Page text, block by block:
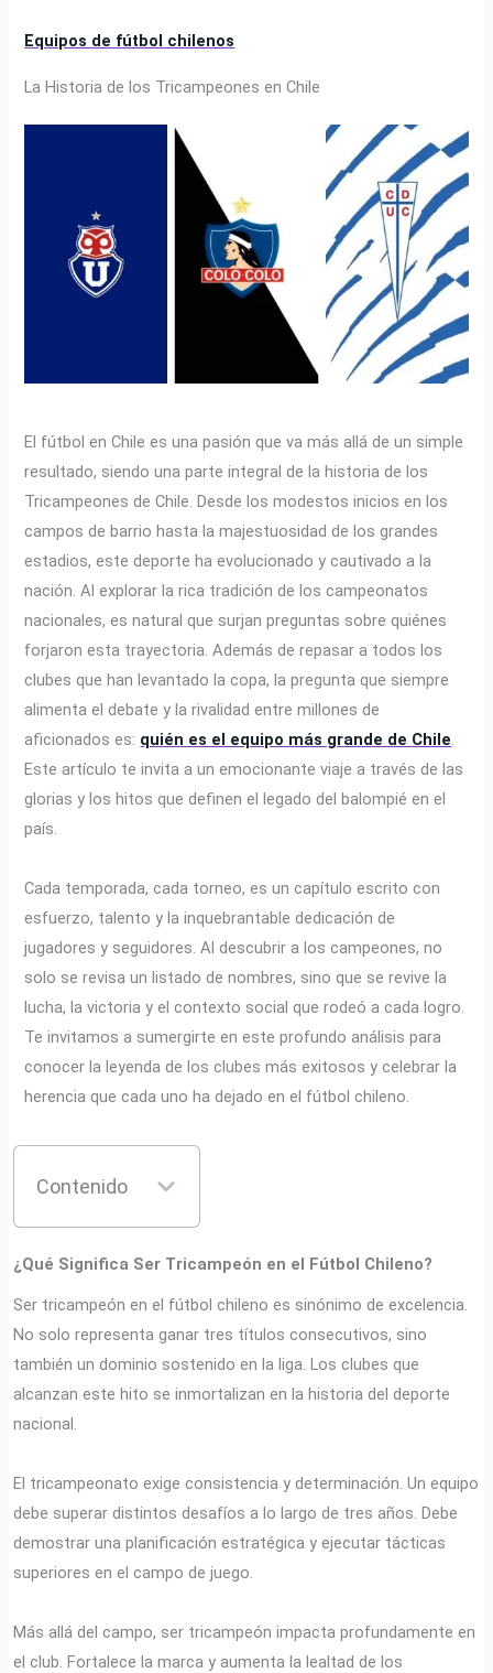
Equipos de fútbol chilenos
La Historia de los Tricampeones en Chile
El fútbol en Chile es una pasión que va más allá de un simple
resultado, siendo una parte integral de la historia de los
Tricampeones de Chile. Desde los modestos inicios en los
campos de barrio hasta la majestuosidad de los grandes
estadios, este deporte ha evolucionado y cautivado a la
nación. Al explorar la rica tradición de los campeonatos
nacionales, es natural que surjan preguntas sobre quiénes
forjaron esta trayectoria. Además de repasar a todos los
clubes que han levantado la copa, la pregunta que siempre
alimenta el debate y la rivalidad entre millones de
aficionados es: quién es el equipo más grande de Chile.
Este artículo te invita a un emocionante viaje a través de las
glorias y los hitos que definen el legado del balompié en el
país.
Cada temporada, cada torneo, es un capítulo escrito con
esfuerzo, talento y la inquebrantable dedicación de
jugadores y seguidores. Al descubrir a los campeones, no
solo se revisa un listado de nombres, sino que se revive la
lucha, la victoria y el contexto social que rodeó a cada logro.
Te invitamos a sumergirte en este profundo análisis para
conocer la leyenda de los clubes más exitosos y celebrar la
herencia que cada uno ha dejado en el fútbol chileno.
Contenido
¿Qué Significa Ser Tricampeón en el Fútbol Chileno?
Ser tricampeón en el fútbol chileno es sinónimo de excelencia.
No solo representa ganar tres títulos consecutivos, sino
también un dominio sostenido en la liga. Los clubes que
alcanzan este hito se inmortalizan en la historia del deporte
nacional.
El tricampeonato exige consistencia y determinación. Un equipo
debe superar distintos desafíos a lo largo de tres años. Debe
demostrar una planificación estratégica y ejecutar tácticas
superiores en el campo de juego.
Más allá del campo, ser tricampeón impacta profundamente en
el club. Fortalece la marca y aumenta la lealtad de los